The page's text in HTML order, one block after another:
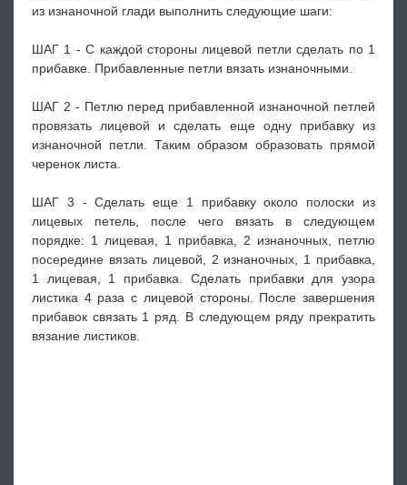
из изнаночной глади выполнить следующие шаги:
ШАГ 1 - С каждой стороны лицевой петли сделать по 1
прибавке. Прибавленные петли вязать изнаночными.
ШАГ 2 - Петлю перед прибавленной изнаночной петлей
провязать лицевой и сделать еще одну прибавку из
изнаночной петли. Таким образом образовать прямой
черенок листа.
ШАГ 3 - Сделать еще 1 прибавку около полоски из
лицевых петель, после чего вязать в следующем
порядке: 1 лицевая, 1 прибавка, 2 изнаночных, петлю
посередине вязать лицевой, 2 изнаночных, 1 прибавка,
1 лицевая, 1 прибавка. Сделать прибавки для узора
листика 4 раза с лицевой стороны. После завершения
прибавок связать 1 ряд. В следующем ряду прекратить
вязание листиков.